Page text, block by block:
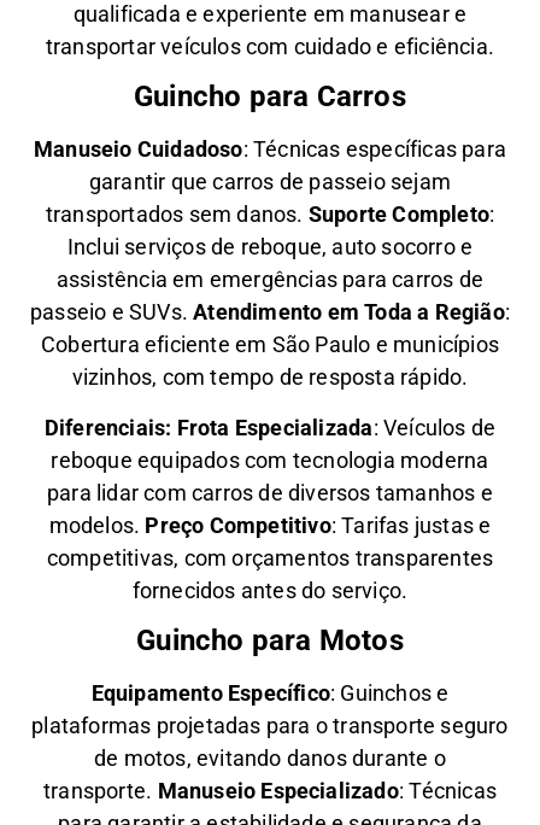
qualificada e experiente em manusear e
transportar veículos com cuidado e eficiência.
Guincho para Carros
Manuseio Cuidadoso: Técnicas específicas para
garantir que carros de passeio sejam
transportados sem danos. Suporte Completo:
Inclui serviços de reboque, auto socorro e
assistência em emergências para carros de
passeio e SUVs.Atendimento em Toda a Região:
Cobertura eficiente em São Paulo e municípios
vizinhos, com tempo de resposta rápido.
Diferenciais: Frota Especializada: Veículos de
reboque equipados com tecnologia moderna
para lidar com carros de diversos tamanhos e
modelos. Preço Competitivo: Tarifas justas e
competitivas, com orçamentos transparentes
fornecidos antes do serviço.
Guincho para Motos
Equipamento Específico: Guinchos e
plataformas projetadas para o transporte seguro
de motos, evitando danos durante o
transporte. Manuseio Especializado: Técnicas